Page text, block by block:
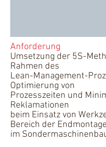
​Anforderung
Umsetzung der 5S-
Rahmen des
Lean-Management-
Optimierung von
Prozesszeiten und
Reklamationen
beim Einsatz von
Bereich der Endmontage
im